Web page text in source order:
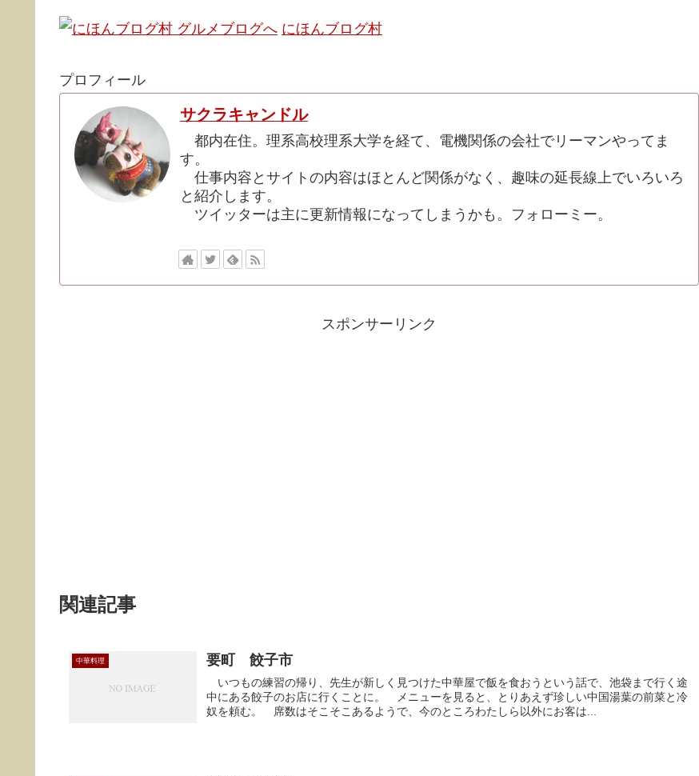
にほんブログ村
プロフィール
サクラキャンドル
都内在住。理系高校理系大学を経て、電機関係の会社でリーマンやってま
す。
仕事内容とサイトの内容はほとんど関係がなく、趣味の延長線上でいろいろ
と紹介します。
ツイッターは主に更新情報になってしまうかも。フォローミー。
スポンサーリンク
関連記事
中華料理 要町 餃子市
いつもの練習の帰り、先生が新しく見つけた中華屋で飯を食おうという話で、池袋まで行く途
中にある餃子のお店に行くことに。 メニューを見ると、とりあえず珍しい中国湯葉の前菜と冷
奴を頼む。 席数はそこそこあるようで、今のところわたしら以外にお客は...